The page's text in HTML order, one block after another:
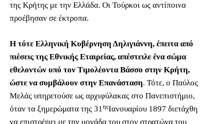
της Κρήτης με την Ελλάδα. Οι Τούρκοι ως αντίποινα
προέβησαν σε έκτροπα.
Η τότε Ελληνική Κυβέρνηση Δηλιγιάννη, έπειτα από
πιέσεις της Εθνικής Εταιρείας, απέστειλε ένα σώμα
εθελοντών υπό τον Τιμολέοντα Βάσσο στην Κρήτη,
ώστε να συμβάλουν στην Επανάσταση. Τότε, ο Παύλος
Μελάς υπηρετούσε ως αρχιφύλακας στο Πανεπιστήμιο,
όταν τα ξημερώματα της 31ηςΙανουαρίου 1897 διετάχθη
να επιστρέψει με την μονάδα του στον στρατώνα του